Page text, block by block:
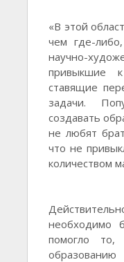
«В этой
чем где-
научно-
привыкшие
ставящие
задачи.
создавать
не любят
что не
количеством
необходимо
помогло